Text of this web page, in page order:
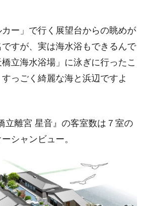
カー」で行く展望台からの眺めが
すが、実は海水浴もできるんで
立海水浴場」に泳ぎに行ったこ
っごく綺麗な海と浜辺ですよ
立離宮 星音』の客室数は７室の
シャンビュー。